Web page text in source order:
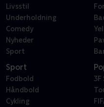
Livsstil
Underholdning
Comedy
Nyheder
Sport
Sport
Fodbold
Håndbold
Cykling
3F